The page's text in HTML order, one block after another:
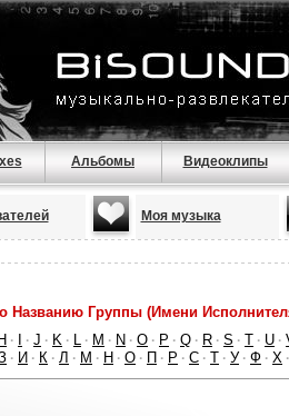
Альбомы Видеоклипы
Моя музыка
Названию Группы (Имени
H · · J · K · L · M · N · O · P · Q · R · S · T · U ·
· И · К · Л · М · Н · О · П · Р · С · Т · У · Ф · Х